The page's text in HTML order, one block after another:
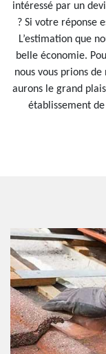
intéressé par un
? Si votre réponse
L’estimation que
belle économie.
nous vous prions
aurons le grand
établissement